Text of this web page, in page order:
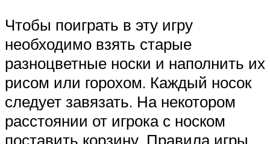
Чтобы поиграть в эту игру
необходимо взять старые
разноцветные носки и наполнить их
рисом или горохом. Каждый носок
следует завязать. На некотором
расстоянии от игрока с носком
поставить корзину. Правила игры